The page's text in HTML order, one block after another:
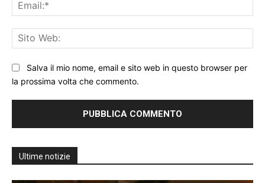
Salva il mio nome, email e sito web in questo browser per
la prossima volta che commento.
Ultime notizie